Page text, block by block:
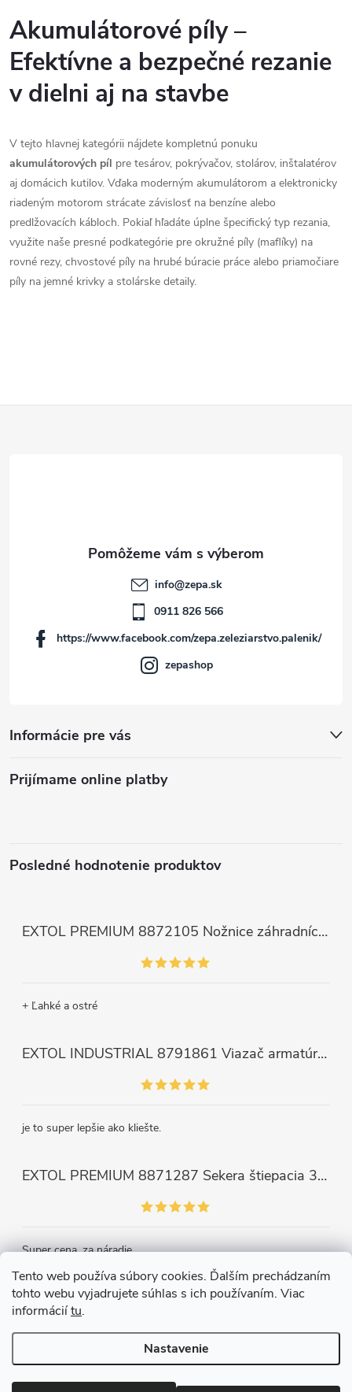
Tento web používa súbory cookies. Ďalším prechádzaním
tohto webu vyjadrujete súhlas s ich používaním. Viac
informáciítu.
Nastavenie
d
a
c
i
e
p
r
v
k
á
n
k
o
n
i
e
Akumulátorové píly –
Efektívne a bezpečné rezanie
v dielni aj na stavbe
V tejto hlavnej kategórii nájdete kompletnú ponuku
akumulátorových píl pre tesárov, pokrývačov, stolárov, inštalatérov
aj domácich kutilov. Vďaka moderným akumulátorom a elektronicky
riadeným motorom strácate závislosť na benzíne alebo
predlžovacích kábloch. Pokiaľ hľadáte úplne špecifický typ rezania,
využite naše presné podkategórie pre okružné píly (maflíky) na
rovné rezy, chvostové píly na hrubé búracie práce alebo priamočiare
píly na jemné krivky a stolárske detaily.
Informácie pre vás
info@zepa.sk
0911 826 566
https://www.facebook.com/zepa.zeleziarstvo.palenik/
zepashop
Prijímame online platby
Posledné hodnotenie produktov
EXTOL PREMIUM 8872105 Nožnice záhradnícke dlhé úzke, 200mm, max. prestrih Ø6mm
+ Ľahké a ostré
EXTOL INDUSTRIAL 8791861 Viazač armatúr aku Share20V, bez aku, drôt 0,8mm, oko 8-34mm, bezuhlíkový motor
je to super lepšie ako kliešte.
EXTOL PREMIUM 8871287 Sekera štiepacia 3500g, nylónová násada 910mm
Super cena, za náradie.
Copyright 2026Železiarstvo Páleník, s.r.o.. Všetky práva vyhradené.
Upraviť nastavenie cookies